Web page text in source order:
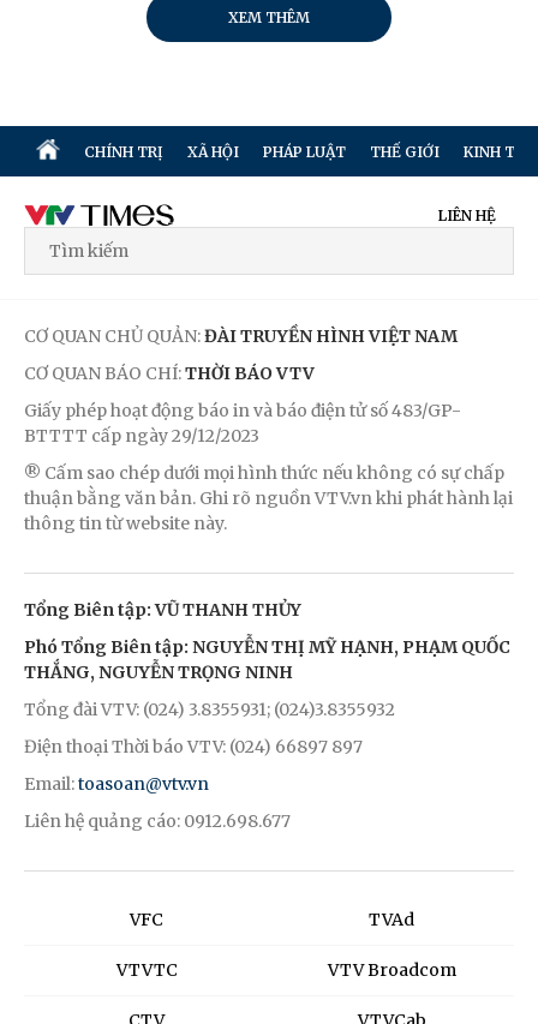
XEM THÊM
CHÍNH TRỊ XÃ HỘI PHÁP LUẬT THẾ GIỚI KINH TẾ
LIÊN HỆ
CƠ QUAN CHỦ QUẢN:ĐÀI TRUYỀN HÌNH VIỆT NAM
CƠ QUAN BÁO CHÍ:THỜI BÁO VTV
Giấy phép hoạt động báo in và báo điện tử số 483/GP-
BTTTT cấp ngày 29/12/2023
® Cấm sao chép dưới mọi hình thức nếu không có sự chấp
thuận bằng văn bản. Ghi rõ nguồn VTV.vn khi phát hành lại
thông tin từ website này.
Tổng Biên tập: VŨ THANH THỦY
Phó Tổng Biên tập: NGUYỄN THỊ MỸ HẠNH, PHẠM QUỐC
THẮNG, NGUYỄN TRỌNG NINH
Tổng đài VTV: (024) 3.8355931; (024)3.8355932
Điện thoại Thời báo VTV: (024) 66897 897
Email:toasoan@vtv.vn
Liên hệ quảng cáo: 0912.698.677
VFC
VTVTC
TVAd
VTV Broadcom